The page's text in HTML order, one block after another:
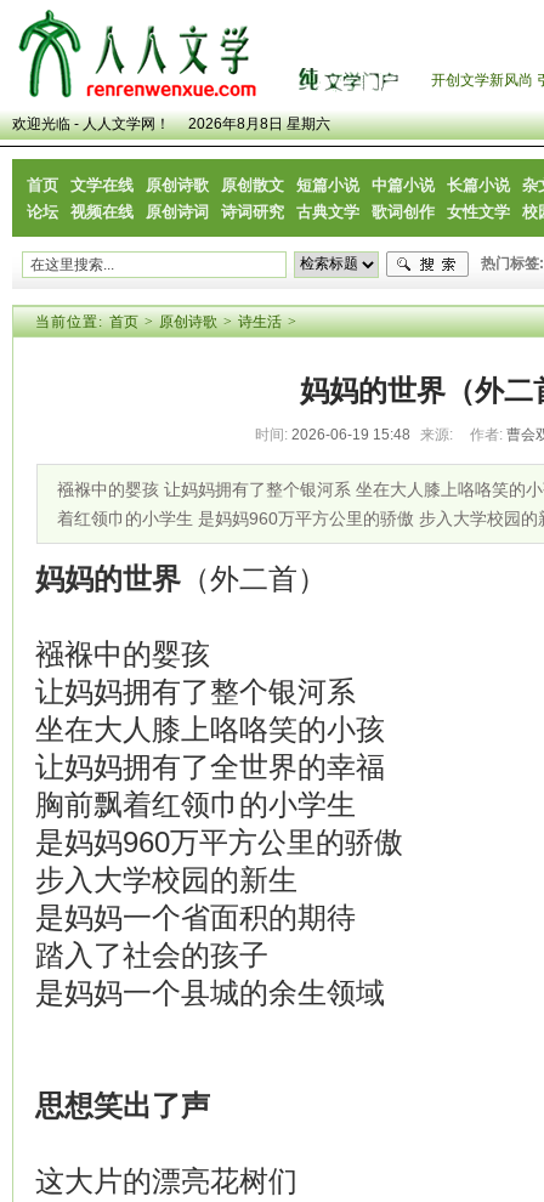
开创文学新风尚
欢迎光临 - 人人文学网！ 2026年8月8日 星期六
首页 文学在线 原创诗歌 原创散文 短篇小说 中篇小说 长篇小说
杂
论坛
视频在线 原创诗词 诗词研究 古典文学 歌词创作 女性文学 校
热门标签:
当前位置: 首页>原创诗歌>诗生活>
妈妈的世界（外二
时间: 2026-06-19 15:48 来源: 作者: 曹会
襁褓中的婴孩 让妈妈拥有了整个银河系 坐在大人膝上咯咯笑的
着红领巾的小学生 是妈妈960万平方公里的骄傲 步入大学校园
妈妈的世界 （外二首）
襁褓中的婴孩
让妈妈拥有了整个银河系
坐在大人膝上咯咯笑的小孩
让妈妈拥有了全世界的幸福
胸前飘着红领巾的小学生
是妈妈960万平方公里的骄傲
步入大学校园的新生
是妈妈一个省面积的期待
踏入了社会的孩子
是妈妈一个县城的余生领域
思想笑出了声
这大片的漂亮花树们